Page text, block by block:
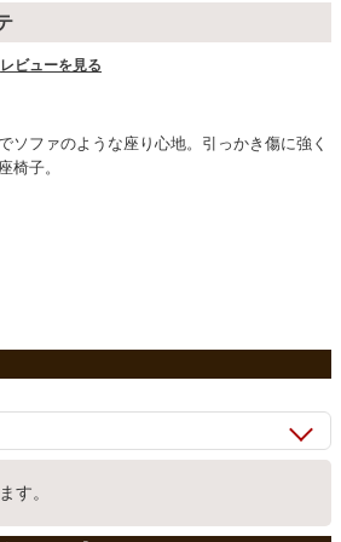
収納
レビューを見る
ソファのような座り心地。引っかき傷に強く
椅子。
す。